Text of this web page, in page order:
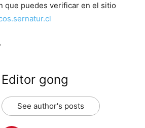
que puedes verificar en el sitio
Editor gong
See author's posts